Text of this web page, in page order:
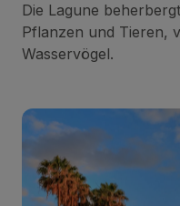
Die Lagune
Pflanzen und Tieren,
Wasservögel.